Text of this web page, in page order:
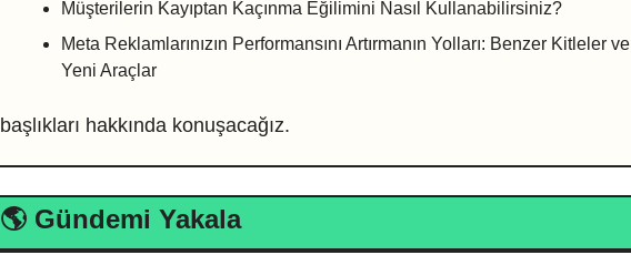
Müşterilerin Kayıptan Kaçınma Eğilimini Nasıl Kullanabilirsiniz?
Meta Reklamlarınızın Performansını Artırmanın Yolları: Benzer Kitleler ve
Yeni Araçlar
başlıkları hakkında konuşacağız.
🌎 Gündemi Yakala